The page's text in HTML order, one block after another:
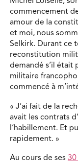
commencement
amour de la
et moi, nous
Selkirk. Durant ce
reconstitution
demandé s’il était
militaire
commencé à
« J’ai fait de la
avait les contrats
l’habillement. Et
rapidement. »
Au cours de ses 30